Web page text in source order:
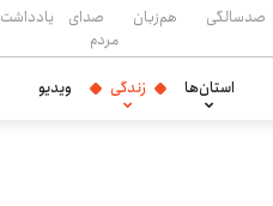
صدسالگی هم‌زبان
صدای
مردم
یادداشت
استان‌ها زندگی ویدیو